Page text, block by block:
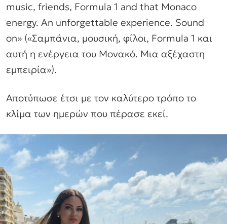
music, friends, Formula 1 and that Monaco
energy. An unforgettable experience. Sound
on» («Σαμπάνια, μουσική, φίλοι, Formula 1 και
αυτή η ενέργεια του Μονακό. Μια αξέχαστη
εμπειρία»).
Αποτύπωσε έτσι με τον καλύτερο τρόπο το
κλίμα των ημερών που πέρασε εκεί.